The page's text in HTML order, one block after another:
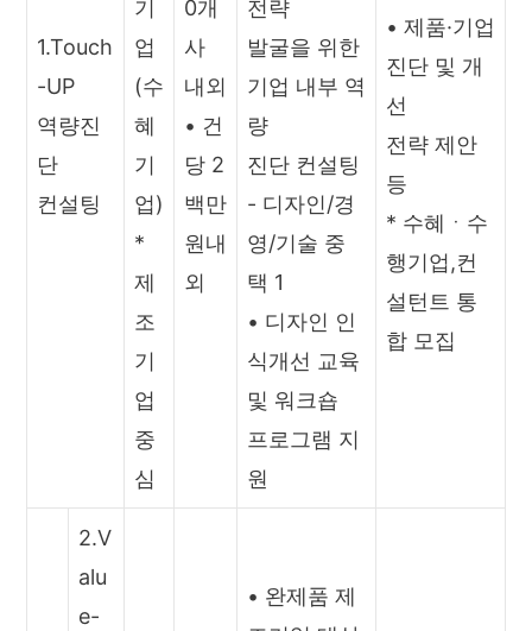
1.Touch
-UP
역량진
단
컨설팅
기
업
(수
혜
기
업)
*
제
조
기
업
중
심
0개
사
내외
• 건
당 2
백만
원내
외
전략
발굴을 위한
기업 내부 역
량
진단 컨설팅
- 디자인/경
영/기술 중
택 1
• 디자인 인
식개선 교육
및 워크숍
프로그램 지
원
• 제품·기업
진단 및 개
선
전략 제안
등
* 수혜ㆍ수
행기업,컨
설턴트 통
합 모집
2.V
alu
e-
• 완제품 제